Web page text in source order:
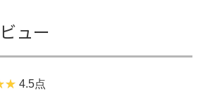
ュー
4.5点